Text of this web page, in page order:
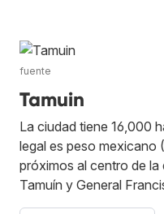
fuente
Tamuin
La ciudad tiene 16,000
legal es peso mexicano
próximos al centro de
Tamuín y General